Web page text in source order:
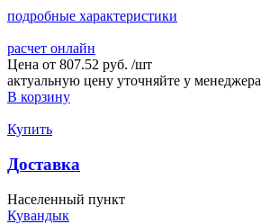
подробные характеристики
расчет онлайн
Цена от 807.52 руб. /шт
актуальную цену уточняйте у менеджера
В корзину
Купить
Доставка
Населенный пункт
Кувандык